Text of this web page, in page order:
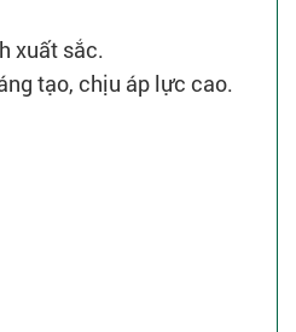
xuất sắc.
tạo, chịu áp lực cao.